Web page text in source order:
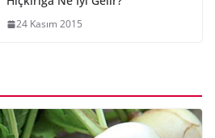
24 Kasım 2015